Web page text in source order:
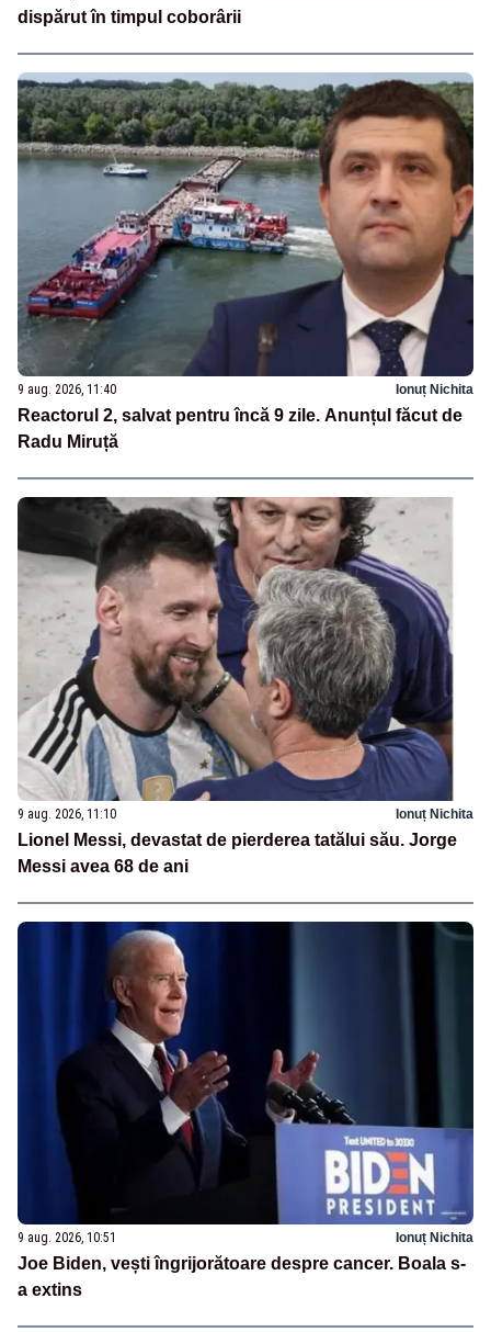
dispărut în timpul coborârii
9 aug. 2026, 11:40 Ionuț Nichita
Reactorul 2, salvat pentru încă 9 zile. Anunțul făcut de
Radu Miruță
9 aug. 2026, 11:10 Ionuț Nichita
Lionel Messi, devastat de pierderea tatălui său. Jorge
Messi avea 68 de ani
9 aug. 2026, 10:51 Ionuț Nichita
Joe Biden, vești îngrijorătoare despre cancer. Boala s-
a extins